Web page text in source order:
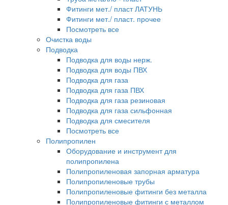
Фитинги мет./ пласт ЛАТУНЬ
Фитинги мет./ пласт. прочее
Посмотреть все
Очистка воды
Подводка
Подводка для воды нерж.
Подводка для воды ПВХ
Подводка для газа
Подводка для газа ПВХ
Подводка для газа резиновая
Подводка для газа сильфонная
Подводка для смесителя
Посмотреть все
Полипропилен
Оборудование и инструмент для
полипропилена
Полипропиленовая запорная арматура
Полипропиленовые трубы
Полипропиленовые фитинги без металла
Полипропиленовые фитинги с металлом